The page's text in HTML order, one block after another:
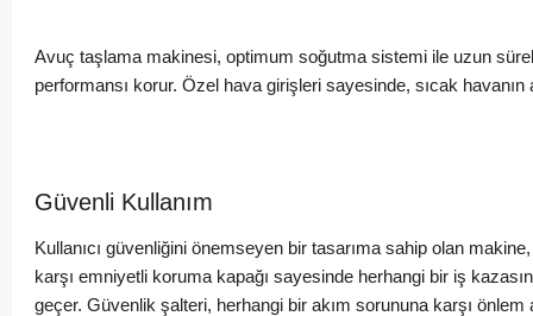
Avuç taşlama makinesi, optimum soğutma sistemi ile uzun
performansı korur. Özel hava girişleri sayesinde, sıcak havanın
Güvenli Kullanım
Kullanıcı güvenliğini önemseyen bir tasarıma sahip olan
karşı emniyetli koruma kapağı sayesinde herhangi bir iş
geçer. Güvenlik şalteri, herhangi bir akım sorununa karşı önlem